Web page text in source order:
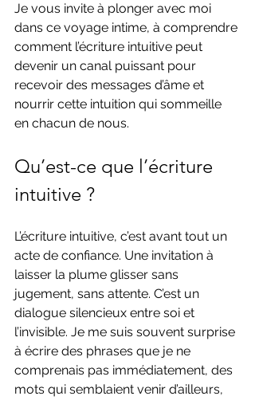
Je vous invite à plonger avec moi
dans ce voyage intime, à comprendre
comment l’écriture intuitive peut
devenir un canal puissant pour
recevoir des messages d’âme et
nourrir cette intuition qui sommeille
en chacun de nous.
Qu’est-ce que l’écriture
intuitive ?
L’écriture intuitive, c’est avant tout un
acte de confiance. Une invitation à
laisser la plume glisser sans
jugement, sans attente. C’est un
dialogue silencieux entre soi et
l’invisible. Je me suis souvent surprise
à écrire des phrases que je ne
comprenais pas immédiatement, des
mots qui semblaient venir d’ailleurs,